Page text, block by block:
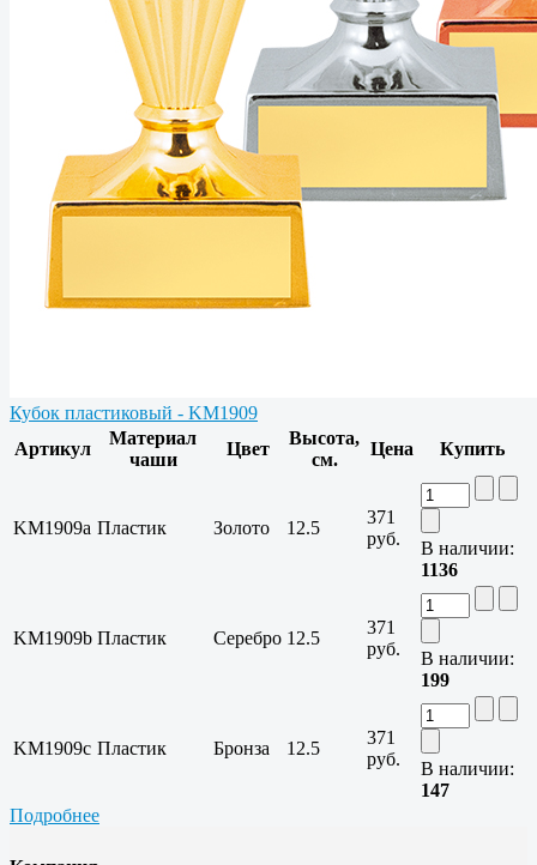
Кубок пластиковый - KM1909
Артикул
Материал
чаши
Цвет
Высота,
см.
Цена Купить
KM1909a Пластик Золото 12.5
371
руб.
В наличии:
1136
KM1909b Пластик Серебро 12.5
371
руб.
В наличии:
199
KM1909c Пластик Бронза 12.5
371
руб.
В наличии:
147
Подробнее